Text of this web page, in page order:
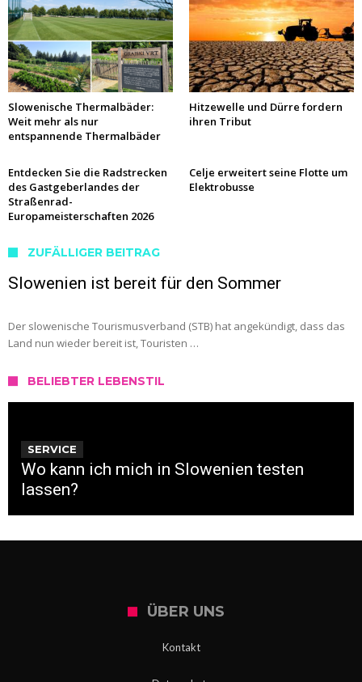
Slowenische Thermalbäder:
Weit mehr als nur
entspannende Thermalbäder
Hitzewelle und Dürre fordern
ihren Tribut
Entdecken Sie die Radstrecken
des Gastgeberlandes der
Straßenrad-
Europameisterschaften 2026
Celje erweitert seine Flotte um
Elektrobusse
ZUFÄLLIGER BEITRAG
Slowenien ist bereit für den Sommer
Der slowenische Tourismusverband (STB) hat angekündigt, dass das
Land nun wieder bereit ist, Touristen …
BELIEBTER LEBENSTIL
SERVICE
Wo kann ich mich in Slowenien testen
lassen?
ÜBER UNS
Kontakt